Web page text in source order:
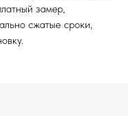
замер,
сжатые сроки,